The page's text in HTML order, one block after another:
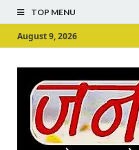
TOP MENU
August 9, 2026